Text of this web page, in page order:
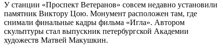
У станции «Проспект Ветеранов» совсем недавно установили
памятник Виктору Цою. Монумент расположен там, где
снимали финальные кадры фильма «Игла». Автором
скульптуры стал выпускник петербургской Академии
художеств Матвей Макушкин.